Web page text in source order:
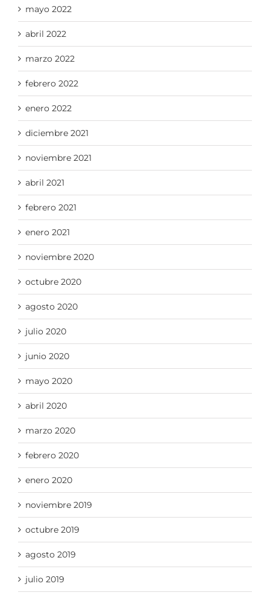
mayo 2022
abril 2022
marzo 2022
febrero 2022
enero 2022
diciembre 2021
noviembre 2021
abril 2021
febrero 2021
enero 2021
noviembre 2020
octubre 2020
agosto 2020
julio 2020
junio 2020
mayo 2020
abril 2020
marzo 2020
febrero 2020
enero 2020
noviembre 2019
octubre 2019
agosto 2019
julio 2019